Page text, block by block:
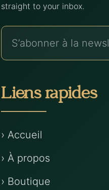
straight to your inbox.
Liens rapides
› Accueil
› À propos
› Boutique